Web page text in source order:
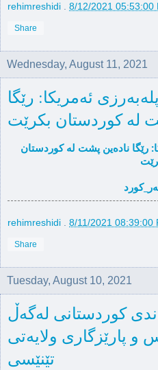
rehimreshidi 8/12/2021 05:53:00
Share
Wednesday, August 11, 2021
ئه‌مریكا: رێگا
له‌ كوردستان بكرێت
rehimreshidi 8/11/2021 08:39:00
Share
Tuesday, August 10, 2021
كوردستانی له‌گه‌ڵ
و پارێزگاری ولایه‌تی
تێنێسی